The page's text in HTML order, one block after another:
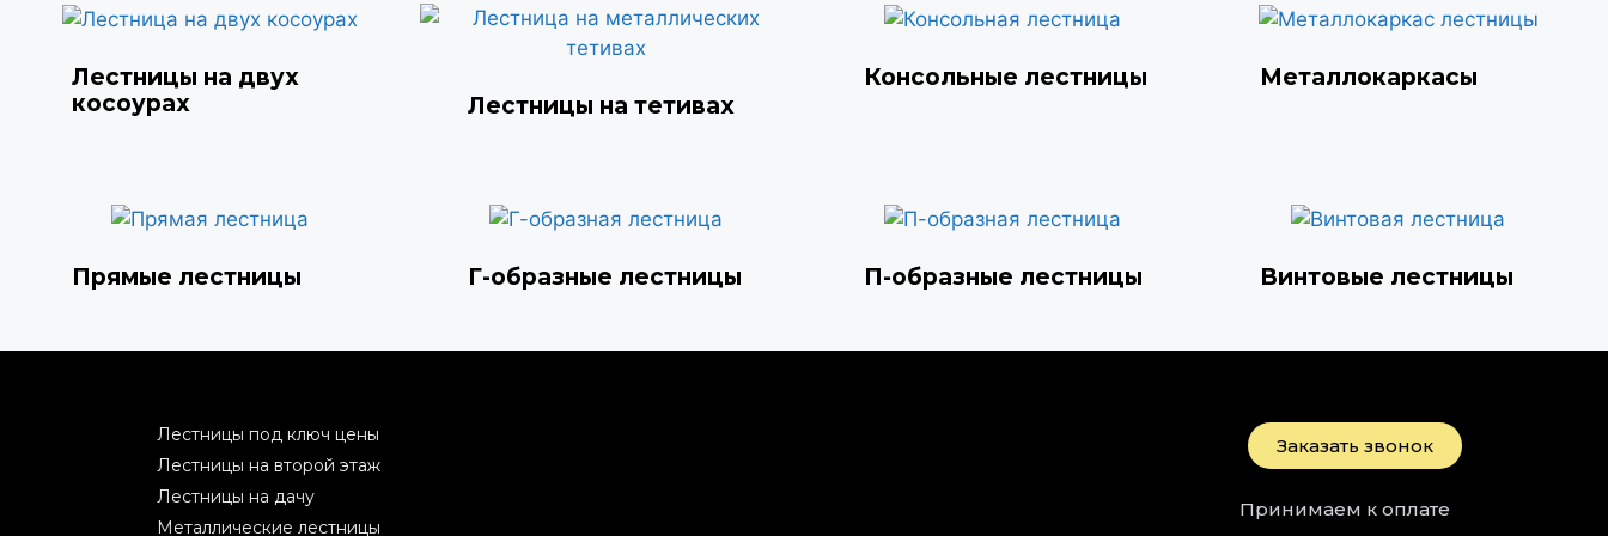
Лестницы на двух
косоурах
Лестницы на тетивах
Консольные лестницы Металлокаркасы
Прямые лестницы Г-образные лестницы П-образные лестницы Винтовые лестницы
Лестницы под ключ цены
Лестницы на второй этаж
Лестницы на дачу
Металлические лестницы
Заказать звонок
Принимаем к оплате